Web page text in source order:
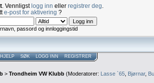
. Vennligstlogg inn eller registrer deg
e-post for aktivering ?
passord og innloggingstid
HJELP SØK LOGG INN REGISTRER
> Trondheim VW Klubb (Moderatorer: Lasse `65 Bjørnar,